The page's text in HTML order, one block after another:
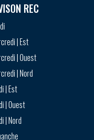
REC
| Est
| Ouest
| Nord
| Est
| Ouest
| Nord